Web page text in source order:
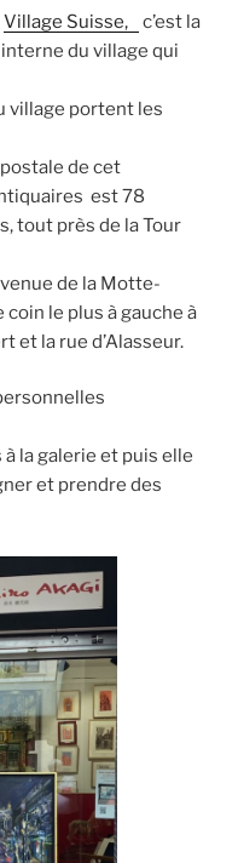
Village Suisse,
c’est la
du village qui
village portent les
de cet
est 78
tout près de la Tour
de la Motte-
le plus à gauche à
et la rue d’Alasseur.
la galerie et puis elle
et prendre des